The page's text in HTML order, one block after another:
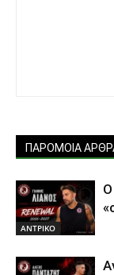
ΠΑΡΟΜΟΙΑ
ΑΝTΡΙΚΟ
Ο